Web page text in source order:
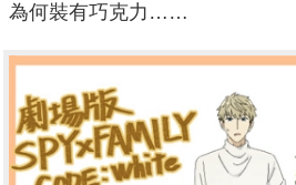
為何裝有巧克力……